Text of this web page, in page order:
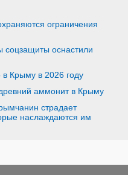
ограничения
соцзащиты оснастили
в Крыму в 2026 году
аммонит в Крыму
страдает
наслаждаются им